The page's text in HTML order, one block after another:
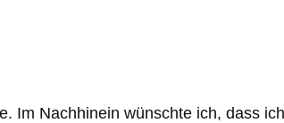
Im Nachhinein wünschte ich, dass